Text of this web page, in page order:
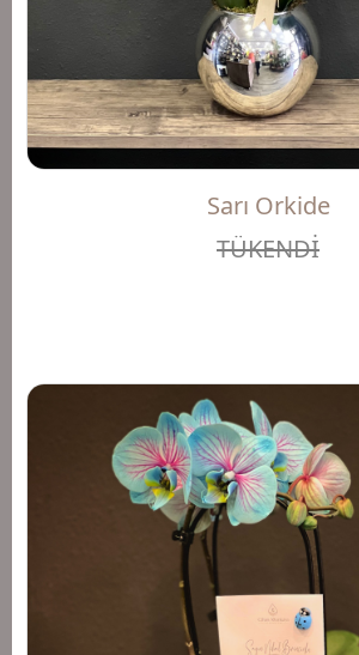
Sarı Orkide
TÜKENDİ